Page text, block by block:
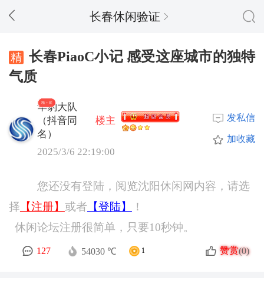
长春休闲验证
长春PiaoC小记 感受这座城市的独特
气质
精 + 85
华豹大队
（抖音同
名）
楼主
2025/3/6 22:19:00
发私信
加收藏
您还没有登陆，阅览沈阳休闲网内容，请选
择 【注册】 或者 【登陆】
！
休闲论坛注册很简单，只要10秒钟。
127 54030 ℃ 1 赞赏(0)